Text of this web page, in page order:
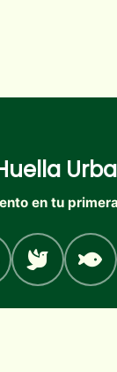
en tu
Aves